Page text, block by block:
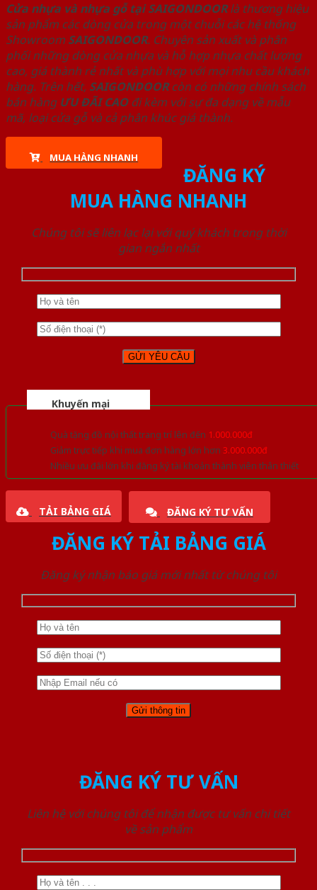
Cửa nhựa và nhựa gỗ tại SAIGONDOORlà thương hiệu
sản phẩm các dòng cửa trong một chuỗi các hệ thống
Showroom SAIGONDOOR. Chuyên sản xuất và phân
phối những dòng cửa nhựa và hỗ hợp nhựa chất lượng
cao, giá thành rẻ nhất và phù hợp với mọi nhu cầu khách
hàng. Trên hết, SAIGONDOORcòn có những chính sách
bán hàng ƯU ĐÃI CAOđi kèm với sự đa dạng về mẫu
mã, loại cửa gỗ và cả phân khúc giá thành.
MUA HÀNG NHANH
ĐĂNG KÝ
MUA HÀNG NHANH
Chúng tôi sẽ liên lạc lại với quý khách trong thời
gian ngắn nhất
Khuyến mại
Quà tặng đồ nội thất trang trí lên đến 1.000.000đ
Giảm trực tiếp khi mua đơn hàng lớn hơn 3.000.000đ
Nhiều ưu đãi lớn khi đăng ký tài khoản thành viên thân thiết
TẢI BẢNG GIÁ ĐĂNG KÝ TƯ VẤN
ĐĂNG KÝ TẢI BẢNG GIÁ
Đăng ký nhận báo giá mới nhất từ chúng tôi
ĐĂNG KÝ TƯ VẤN
Liên hệ với chúng tôi để nhận được tư vấn chi tiết
về sản phẩm